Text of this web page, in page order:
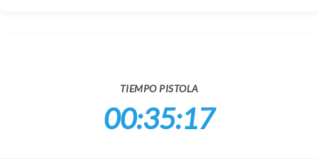
TIEMPO PISTOLA
00:35:17